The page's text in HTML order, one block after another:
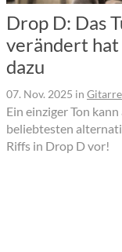
Drop D: Das
verändert hat
dazu
07. Nov. 2025 in Gitarre
Ein einziger Ton
beliebtesten
Riffs in Drop D vor!